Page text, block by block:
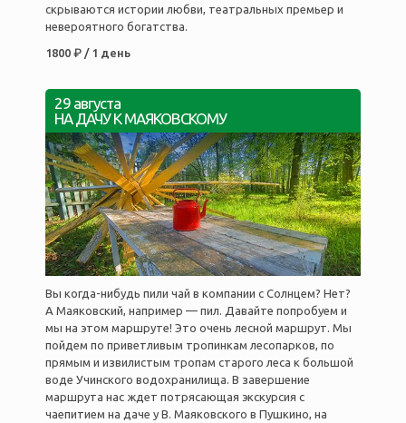
скрываются истории любви, театральных премьер и
невероятного богатства.
1800 ₽ / 1 день
29 августа
НА ДАЧУ К МАЯКОВСКОМУ
Вы когда-нибудь пили чай в компании с Солнцем? Нет?
А Маяковский, например — пил. Давайте попробуем и
мы на этом маршруте! Это очень лесной маршрут. Мы
пойдем по приветливым тропинкам лесопарков, по
прямым и извилистым тропам старого леса к большой
воде Учинского водохранилища. В завершение
маршрута нас ждет потрясающая экскурсия с
чаепитием на даче у В. Маяковского в Пушкино, на